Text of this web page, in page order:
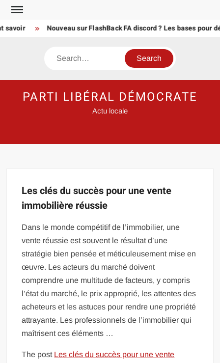
Skip
content
savoir Nouveau sur FlashBack FA discord ? Les bases pour
Search
PARTI LIBÉRAL DÉMOCRATE
Actu locale
Les clés du succès pour une vente
immobilière réussie
Dans le monde compétitif de l’immobilier, une
vente réussie est souvent le résultat d’une
stratégie bien pensée et méticuleusement mise en
œuvre. Les acteurs du marché doivent
comprendre une multitude de facteurs, y compris
l’état du marché, le prix approprié, les attentes des
acheteurs et les astuces pour rendre une propriété
attrayante. Les professionnels de l’immobilier qui
maîtrisent ces éléments …
The post Les clés du succès pour une vente